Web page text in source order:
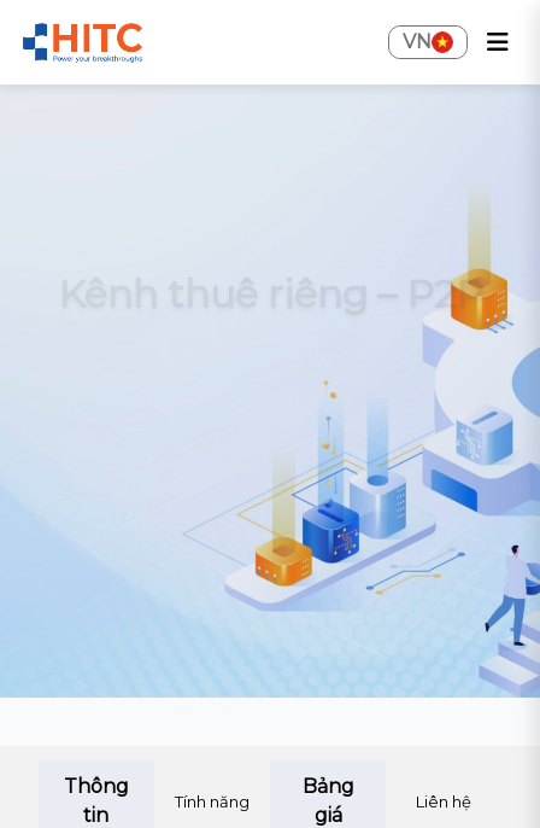
VN
Kênh thuê riêng – P2P
Thông
tin
Tính năng
Bảng
giá
Liên hệ